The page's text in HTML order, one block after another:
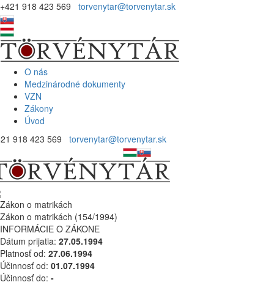
+421 918 423 569 torvenytar@torvenytar.sk
O nás
Medzinárodné dokumenty
VZN
Zákony
Úvod
918 423 569 torvenytar@torvenytar.sk
Zákon o matrikách
Zákon o matrikách (154/1994)
INFORMÁCIE O ZÁKONE
Dátum prijatia: 27.05.1994
Platnosť od: 27.06.1994
Účinnosť od: 01.07.1994
Účinnosť do: -